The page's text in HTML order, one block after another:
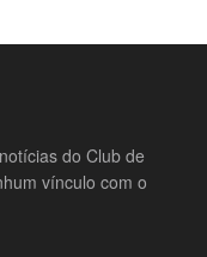
do Club de
vínculo com o